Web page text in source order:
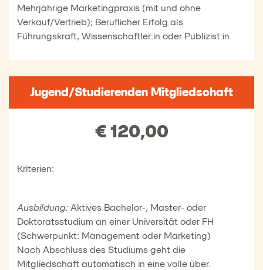
Mehrjährige Marketingpraxis (mit und ohne
Verkauf/Vertrieb); Beruflicher Erfolg als
Führungskraft, Wissenschaftler:in oder Publizist:in
Jugend/Studierenden Mitgliedschaft
€ 120,00
Kriterien:
Ausbildung: Aktives Bachelor-, Master- oder
Doktoratsstudium an einer Universität oder FH
(Schwerpunkt: Management oder Marketing)
Nach Abschluss des Studiums geht die
Mitgliedschaft automatisch in eine volle über.